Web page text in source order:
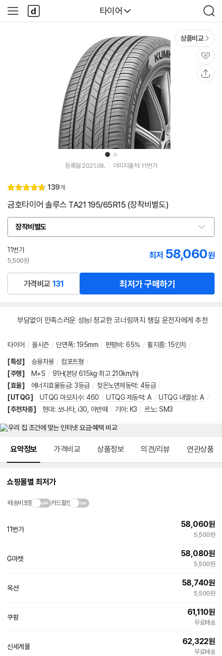
다나와
타이어
검
색
사
이
다
나
와
1 2
상품비교
관
심
등록월 2021.08. 이미지출처: 11번가
별
4.
리
139개
금호타이어 솔루스 TA21 195/65R15 (장착비별도)
장착비별도
옵
션
선
택
11번가
5,500원
최저 58,060원
가격비교 131 최저가 구매하기
부담없이 만족스러운 성능! 정교한 코너링까지 챙길 운전자에게 추천
타이어 / 올시즌 / 단면폭: 195mm / 편평비 : 65% / 휠지름: 15인치 /
[특성] 승용차용 / 컴포트형 /
[주행]
M+S / 91H(본당 615kg·최고 210km/h) /
[효율]
에너지효율등급: 3등급 / 젖은노면제동력: 4등급 /
[UTQG]
UTQG 마모지수: 460 / UTQG 제동력: A / UTQG 내열성: A /
[추천차종]
현대: 쏘나타, i30 아반떼 / 기아: K3 / 르노: SM3
요약정보 가격비교 상품정보 의견/리뷰 연관상품
쇼핑몰별 최저가
배송비포함 카드할인
11번가
58,060원
5,500원
G마켓
58,080원
5,500원
옥션
58,740원
5,500원
쿠팡
61,110원
무료배송
신세계몰
62,322원
무료배송